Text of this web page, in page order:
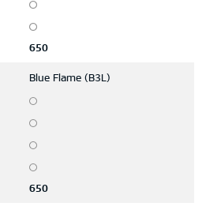
650
Blue Flame (B3L)
650